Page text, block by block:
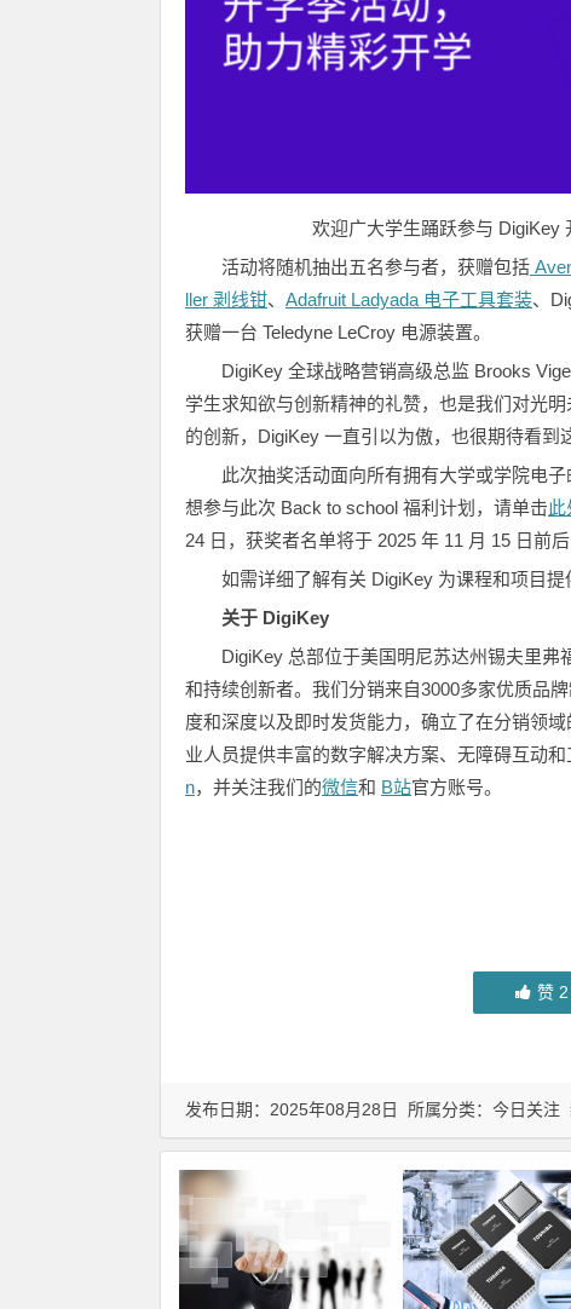
欢迎广大学生踊跃参与 DigiKey
活动将随机抽出五名参与者，获赠包括
ller 剥线钳、 Adafruit Ladyada 电子工具套装、
获赠一台 Teledyne LeCroy 电源装置。
DigiKey 全球战略营销高级总监 Brooks
学生求知欲与创新精神的礼赞，也是我们对光
的创新，DigiKey 一直引以为傲，也很期待看到
此次抽奖活动面向所有拥有大学或学院电
想参与此次 Back to school 福利计划，请单击此
24 日，获奖者名单将于 2025 年 11 月 15 日前后
如需详细了解有关 DigiKey 为课程和项目
关于 DigiKey
DigiKey 总部位于美国明尼苏达州锡夫里
和持续创新者。我们分销来自3000多家优质品
度和深度以及即时发货能力，确立了在分销领
业人员提供丰富的数字解决方案、无障碍互动
n，并关注我们的微信和 B站官方账号。
赞2
发布日期：2025年08月28日 所属分类： 今日关注